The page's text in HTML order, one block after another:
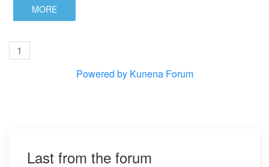
MORE
1
Powered by Kunena Forum
Last from the forum